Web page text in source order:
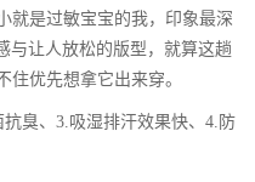
就是过敏宝宝的我，印象最深
与让人放松的版型，就算这趟
住优先想拿它出来穿。
臭、3.吸湿排汗效果快、4.防